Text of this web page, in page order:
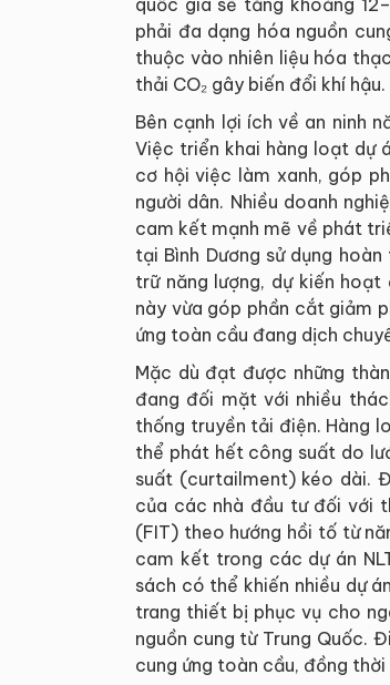
phải đa dạng hóa nguồn
thuộc vào nhiên liệu hóa
thải CO₂ gây biến đổi khí hậu.
Bên cạnh lợi ích về an ninh
Việc triển khai hàng loạt dự
cơ hội việc làm xanh, góp
người dân. Nhiều doanh
cam kết mạnh mẽ về phát
tại Bình Dương sử dụng
trữ năng lượng, dự kiến
này vừa góp phần cắt giảm
ứng toàn cầu đang dịch
Mặc dù đạt được những
đang đối mặt với nhiều
thống truyền tải điện. Hàng
thể phát hết công suất do
suất (curtailment) kéo dài.
của các nhà đầu tư đối với
(FIT) theo hướng hồi tố từ
cam kết trong các dự án
sách có thể khiến nhiều dự
trang thiết bị phục vụ cho
nguồn cung từ Trung Quốc.
cung ứng toàn cầu, đồng